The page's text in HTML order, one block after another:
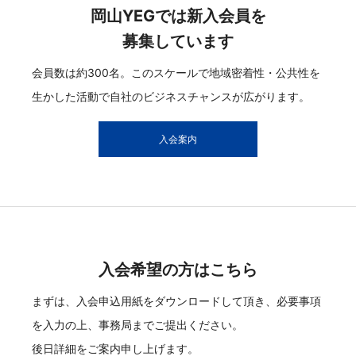
岡山YEGでは新入会員を
募集しています
会員数は約300名。このスケールで地域密着性・公共性を
生かした活動で自社のビジネスチャンスが広がります。
入会案内
入会希望の方はこちら
まずは、入会申込用紙をダウンロードして頂き、必要事項
を入力の上、事務局までご提出ください。
後日詳細をご案内申し上げます。